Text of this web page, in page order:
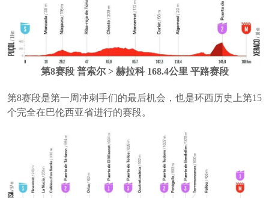
第8赛段 普索尔 > 赫拉科 168.4公里 平路赛段
第8赛段是第一周冲刺手们的最后机会，也是环西历史上第15
个完全在巴伦西亚省进行的赛段。